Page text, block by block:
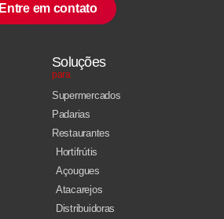
Entre em contato
Soluções
para
Supermercados
Padarias
Restaurantes
Hortifrútis
Açougues
Atacarejos
Distribuidoras